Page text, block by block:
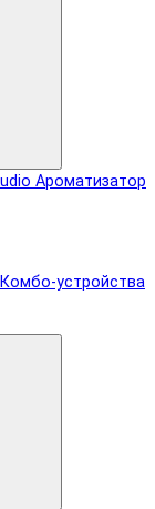
Ароматизатор
Комбо-устройства